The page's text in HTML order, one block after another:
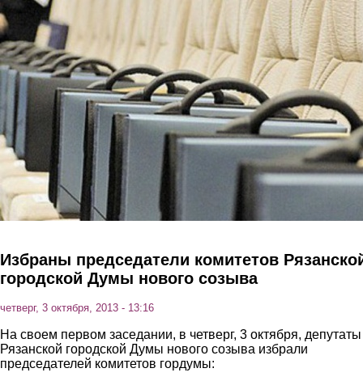
Перейти к основному содержанию
Избраны председатели комитетов
городской Думы нового созыва
четверг, 3 октября, 2013 - 13:16
На своем первом заседании, в четверг, 3 октября, депутаты
Рязанской городской Думы нового созыва избрали
председателей комитетов гордумы: